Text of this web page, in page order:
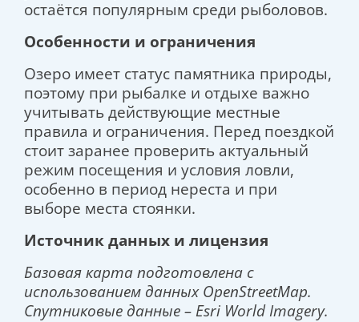
остаётся популярным среди рыболовов.
Особенности и ограничения
Озеро имеет статус памятника природы,
поэтому при рыбалке и отдыхе важно
учитывать действующие местные
правила и ограничения. Перед поездкой
стоит заранее проверить актуальный
режим посещения и условия ловли,
особенно в период нереста и при
выборе места стоянки.
Источник данных и лицензия
Базовая карта подготовлена с
использованием данных OpenStreetMap.
Спутниковые данные – Esri World Imagery.